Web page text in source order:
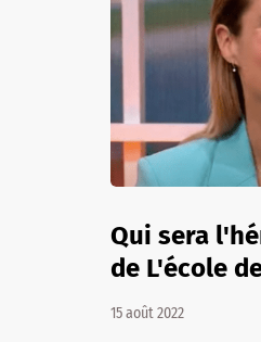
Qui sera
de L'école
15 août 2022